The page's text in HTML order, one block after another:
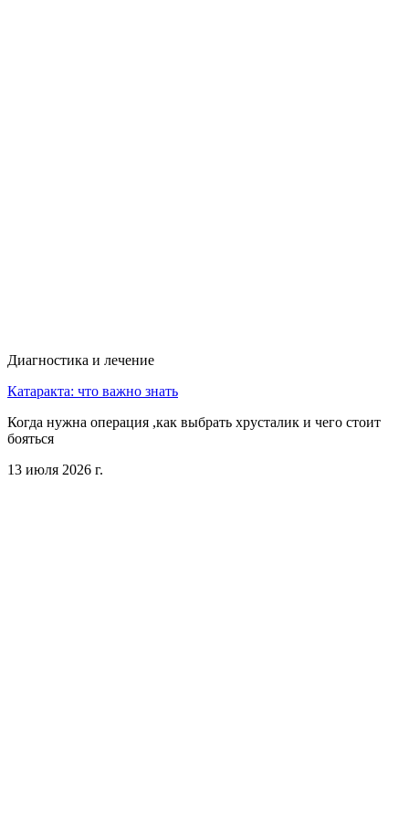
Диагностика и лечение
Катаракта: что важно знать
Когда нужна операция ,как выбрать хрусталик и чего стоит
бояться
13 июля 2026 г.